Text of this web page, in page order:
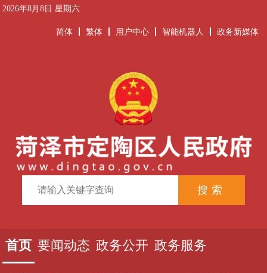
2026年8月8日 星期六
简体 繁体 用户中心 智能机器人 政务新媒体
首页 要闻动态 政务公开 政务服务